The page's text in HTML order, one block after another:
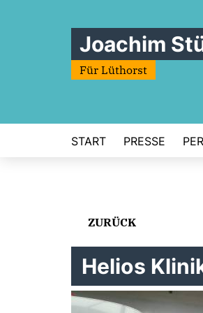
Joachim
Für Lüthorst
START PRESSE
ZURÜCK
Helios